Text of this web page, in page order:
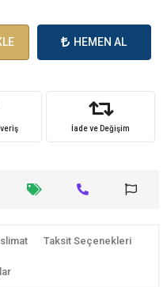
HEMEN AL
İade ve Değişim
Taksit Seçenekleri